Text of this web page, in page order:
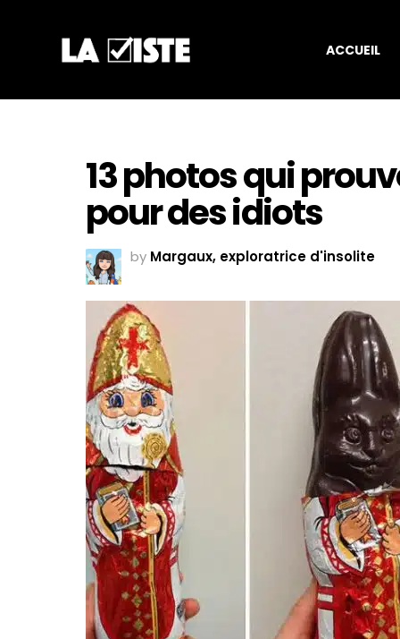
ACCUEIL
13 photos qui
pour des idiots
by Margaux, exploratrice d'insolite